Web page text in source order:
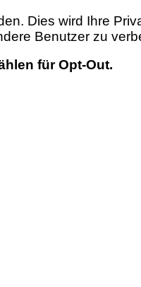
Dies wird Ihre
Benutzer zu
für Opt-Out.